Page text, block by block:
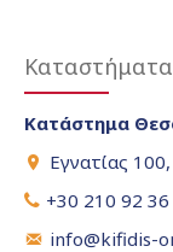
Κατάστημα
Εγνατίας
+30 210 92 36
info@kifidis-